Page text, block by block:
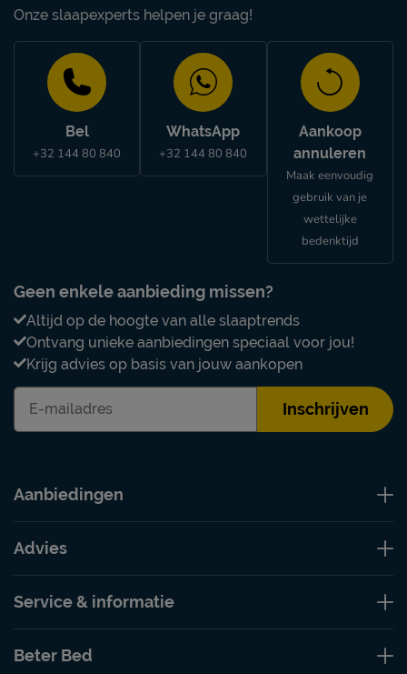
Onze slaapexperts helpen je graag!
Bel
+32 144 80 840
WhatsApp
+32 144 80 840
Aankoop
annuleren
Maak eenvoudig
gebruik van je
wettelijke
bedenktijd
Geen enkele aanbieding missen?
Altijd op de hoogte van alle slaaptrends
Ontvang unieke aanbiedingen speciaal voor jou!
Krijg advies op basis van jouw aankopen
Inschrijven
Aanbiedingen
Advies
Service & informatie
Beter Bed